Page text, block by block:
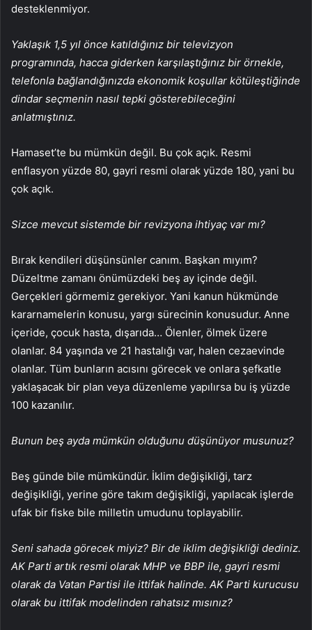
desteklenmiyor.
Yaklaşık 1,5 yıl önce katıldığınız bir televizyon
programında, hacca giderken karşılaştığınız bir örnekle,
telefonla bağlandığınızda ekonomik koşullar kötüleştiğinde
dindar seçmenin nasıl tepki gösterebileceğini
anlatmıştınız.
Hamaset’te bu mümkün değil. Bu çok açık. Resmi
enflasyon yüzde 80, gayri resmi olarak yüzde 180, yani bu
çok açık.
Sizce mevcut sistemde bir revizyona ihtiyaç var mı?
Bırak kendileri düşünsünler canım. Başkan mıyım?
Düzeltme zamanı önümüzdeki beş ay içinde değil.
Gerçekleri görmemiz gerekiyor. Yani kanun hükmünde
kararnamelerin konusu, yargı sürecinin konusudur. Anne
içeride, çocuk hasta, dışarıda… Ölenler, ölmek üzere
olanlar. 84 yaşında ve 21 hastalığı var, halen cezaevinde
olanlar. Tüm bunların acısını görecek ve onlara şefkatle
yaklaşacak bir plan veya düzenleme yapılırsa bu iş yüzde
100 kazanılır.
Bunun beş ayda mümkün olduğunu düşünüyor musunuz?
Beş günde bile mümkündür. İklim değişikliği, tarz
değişikliği, yerine göre takım değişikliği, yapılacak işlerde
ufak bir fiske bile milletin umudunu toplayabilir.
Seni sahada görecek miyiz? Bir de iklim değişikliği dediniz.
AK Parti artık resmi olarak MHP ve BBP ile, gayri resmi
olarak da Vatan Partisi ile ittifak halinde. AK Parti kurucusu
olarak bu ittifak modelinden rahatsız mısınız?